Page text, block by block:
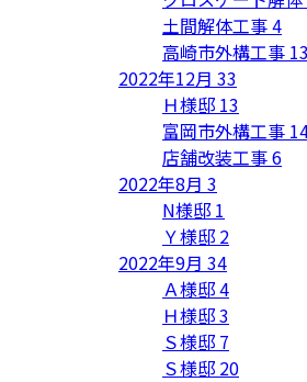
土間解体工事4
高崎市外構工事 13
2022年12月 33
Ｈ様邸 13
富岡市外構工事
店舗改装工事6
2022年8月 3
N様邸 1
Ｙ様邸 2
2022年9月 34
Ａ様邸4
Ｈ様邸3
Ｓ様邸 7
Ｓ様邸 20